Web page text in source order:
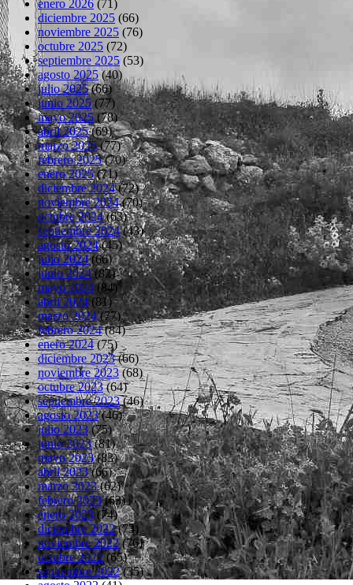
enero 2026 (71)
diciembre 2025 (66)
noviembre 2025 (76)
octubre 2025 (72)
septiembre 2025 (53)
agosto 2025(40)
julio 2025(66)
junio 2025(77)
mayo 2025(78)
abril 2025(69)
marzo 2025(77)
febrero 2025(70)
enero 2025(71)
diciembre 2024(72)
noviembre 2024(70)
octubre 2024(63)
septiembre 2024(43)
agosto 2024(45)
julio 2024(66)
junio 2024(82)
mayo 2024(84)
abril 2024(81)
marzo 2024(77)
febrero 2024(84)
enero 2024(75)
diciembre 2023(66)
noviembre 2023(68)
octubre 2023(64)
septiembre 2023(46)
agosto 2023(46)
julio 2023(75)
junio 2023(81)
mayo 2023(83)
abril 2023(66)
marzo 2023(62)
febrero 2023(63)
enero 2023 (74)
diciembre 2022(73)
noviembre 2022(76)
octubre 2022(65)
septiembre 2022(35)